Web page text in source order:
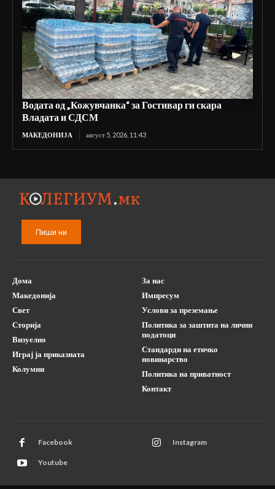
Водата од „Кожувчанка“ за Гостивар ги скара
Владата и СДСМ
МАКЕДОНИЈА август 5, 2026, 11:43
Пиши ни
Дома
Македонија
Свет
Сторија
Визуелно
Играј ја приказната
Колумни
За нас
Импресум
Услови за преземање
Политика за заштита на лични
податоци
Стандарди на етичко
новинарство
Политика на приватност
Контакт
Facebook Instagram
Youtube